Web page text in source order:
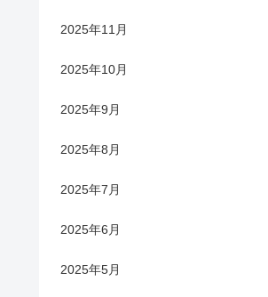
2025年11月
2025年10月
2025年9月
2025年8月
2025年7月
2025年6月
2025年5月